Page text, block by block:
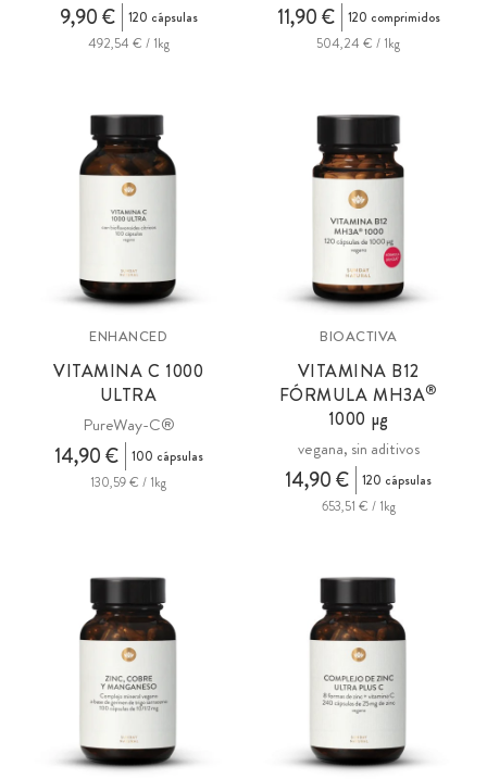
9,90 €
120 cápsulas
492,54 € / 1kg
11,90 €
120 comprimidos
504,24 € / 1kg
ENHANCED
VITAMINA C 1000
ULTRA
PureWay-C®
14,90 €
100 cápsulas
130,59 € / 1kg
BIOACTIVA
VITAMINA B12
FÓRMULAMH3A®
1000 µg
vegana, sin aditivos
14,90 €
120 cápsulas
653,51 € / 1kg